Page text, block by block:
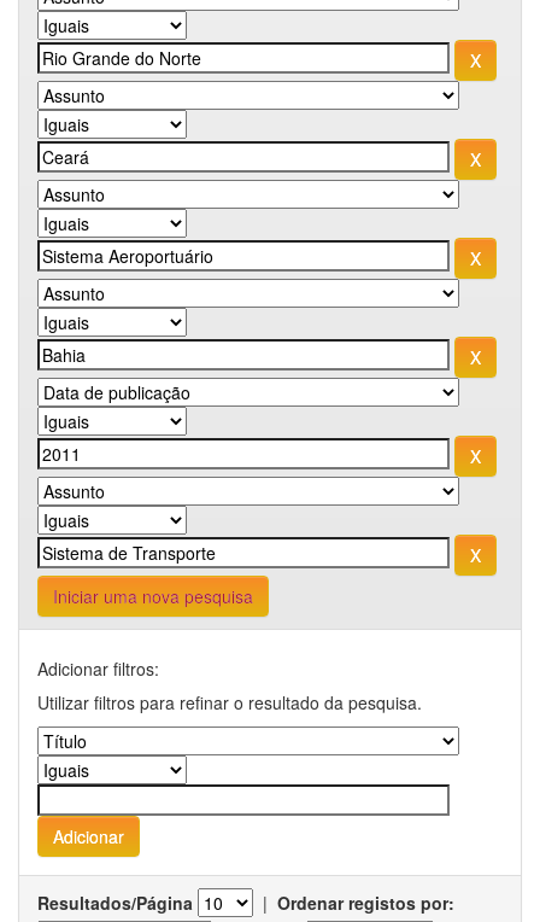
Iniciar uma nova pesquisa
Adicionar filtros:
Utilizar filtros para refinar o resultado da pesquisa.
Resultados/Página | Ordenar registos por: